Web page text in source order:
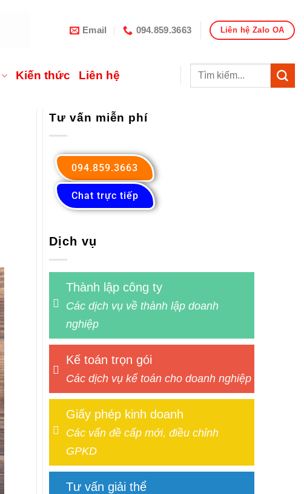
Email 094.859.3663 Liên hệ Zalo OA
Kiến thức Liên hệ
Tư vấn miễn phí
094.859.3663
Chat trực tiếp
Dịch vụ
Thành lập công ty
Các dịch vụ về thành lập doanh
nghiệp
Kế toán trọn gói
Các dịch vụ kế toán cho doanh nghiệp
Giấy phép kinh doanh
Các vấn đề cấp mới, điều chỉnh
GPKD
Tư vấn giải thể